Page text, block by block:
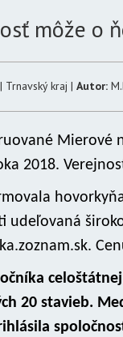
môže o
kraj | Autor:
Mierové
2018.
udeľovaná
20 stavieb.